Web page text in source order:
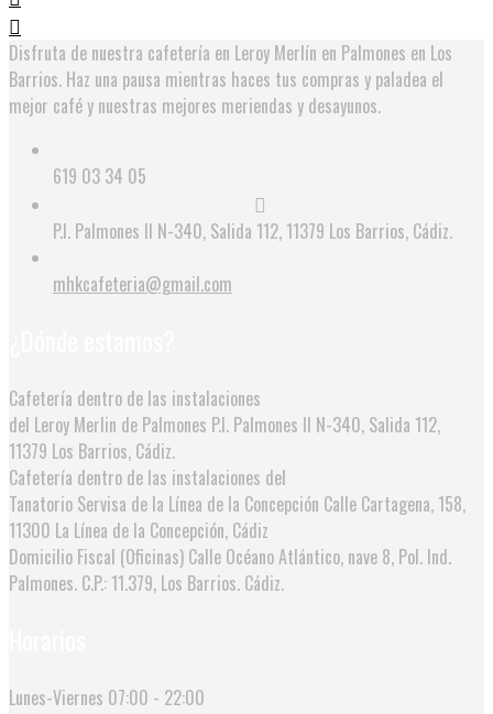
Disfruta de nuestra cafetería en Leroy Merlín en Palmones en Los
Barrios. Haz una pausa mientras haces tus compras y paladea el
mejor café y nuestras mejores meriendas y desayunos.
619 03 34 05
P.I. Palmones II N-340, Salida 112, 11379 Los Barrios, Cádiz.
mhkcafeteria@gmail.com
Cafetería dentro de las instalaciones
del Leroy Merlin de Palmones P.I. Palmones II N-340, Salida 112,
11379 Los Barrios, Cádiz.
Cafetería dentro de las instalaciones del
Tanatorio Servisa de la Línea de la Concepción Calle Cartagena, 158,
11300 La Línea de la Concepción, Cádiz
Domicilio Fiscal (Oficinas) Calle Océano Atlántico, nave 8, Pol. Ind.
Palmones. C.P.: 11.379, Los Barrios. Cádiz.
Lunes-Viernes 07:00 - 22:00